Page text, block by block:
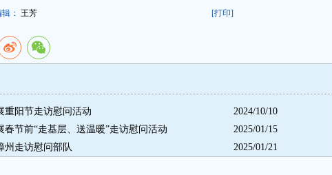
： 王芳 [打印]
重阳节走访慰问活动
2024/10/10
春节前“走基层、送温暖”走访慰问活动
2025/01/15
州走访慰问部队
2025/01/21